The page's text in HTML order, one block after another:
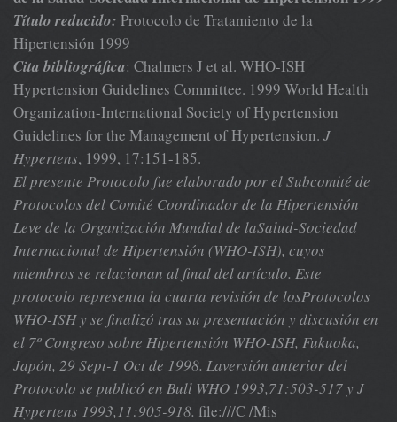
Título reducido: Protocolo de Tratamiento de la
Hipertensión 1999
Cita bibliográfica: Chalmers J et al. WHO-ISH
Hypertension Guidelines Committee. 1999 World Health
Organization-International Society of Hypertension
Guidelines for the Management of Hypertension. J
Hypertens, 1999, 17:151-185.
El presente Protocolo fue elaborado por el Subcomité de
Protocolos del Comité Coordinador de la Hipertensión
Leve de la Organización Mundial de laSalud-Sociedad
Internacional de Hipertensión (WHO-ISH), cuyos
miembros se relacionan al final del artículo. Este
protocolo representa la cuarta revisión de losProtocolos
WHO-ISH y se finalizó tras su presentación y discusión en
el 7º Congreso sobre Hipertensión WHO-ISH, Fukuoka,
Japón, 29 Sept-1 Oct de 1998. Laversión anterior del
Protocolo se publicó en Bull WHO 1993,71:503-517 y J
Hypertens 1993,11:905-918. file:///C /Mis